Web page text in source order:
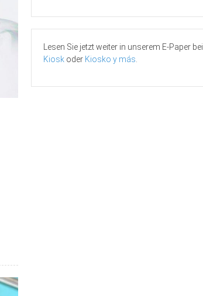
Lesen Sie jetzt weiter in unserem E-Paper bei
Kiosk oder Kiosko y más